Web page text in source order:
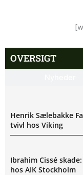
OVERSIGT
Henrik Sælebakke
tvivl hos Viking
Ibrahim Cissé
hos AIK Stockholm